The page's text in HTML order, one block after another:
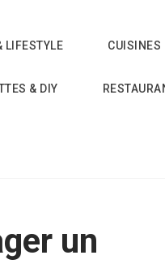
LIFESTYLE CUISINES
& DIY
un